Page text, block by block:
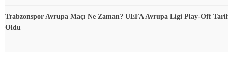
Trabzonspor Avrupa Maçı Ne Zaman? UEFA Avrupa Ligi Play-Off
Oldu